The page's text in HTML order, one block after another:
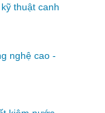
thuật canh
nghệ cao -